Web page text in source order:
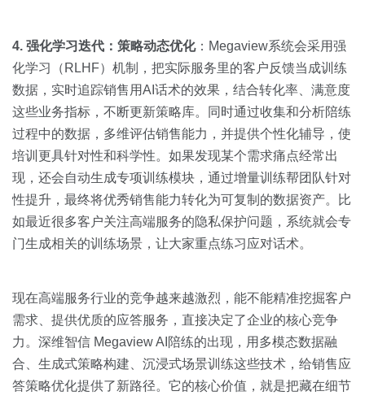
4. 强化学习迭代：策略动态优化：Megaview系统会采用强
化学习（RLHF）机制，把实际服务里的客户反馈当成训练
数据，实时追踪销售用AI话术的效果，结合转化率、满意度
这些业务指标，不断更新策略库。同时通过收集和分析陪练
过程中的数据，多维评估销售能力，并提供个性化辅导，使
培训更具针对性和科学性。如果发现某个需求痛点经常出
现，还会自动生成专项训练模块，通过增量训练帮团队针对
性提升，最终将优秀销售能力转化为可复制的数据资产。比
如最近很多客户关注高端服务的隐私保护问题，系统就会专
门生成相关的训练场景，让大家重点练习应对话术。
现在高端服务行业的竞争越来越激烈，能不能精准挖掘客户
需求、提供优质的应答服务，直接决定了企业的核心竞争
力。深维智信 Megaview AI陪练的出现，用多模态数据融
合、生成式策略构建、沉浸式场景训练这些技术，给销售应
答策略优化提供了新路径。它的核心价值，就是把藏在细节